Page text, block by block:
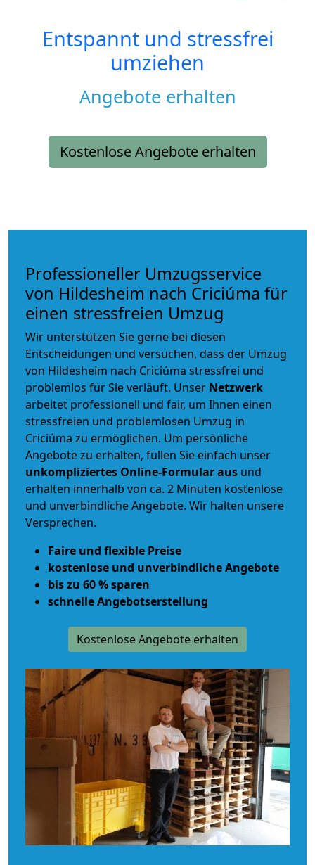
Entspannt und stressfrei
umziehen
Angebote erhalten
Kostenlose Angebote erhalten
Professioneller Umzugsservice
von Hildesheim nach Criciúma für
einen stressfreien Umzug
Wir unterstützen Sie gerne bei diesen
Entscheidungen und versuchen, dass der Umzug
von Hildesheim nach Criciúma stressfrei und
problemlos für Sie verläuft. Unser Netzwerk
arbeitet professionell und fair, um Ihnen einen
stressfreien und problemlosen Umzug in
Criciúma zu ermöglichen. Um persönliche
Angebote zu erhalten, füllen Sie einfach unser
unkompliziertes Online-Formular aus und
erhalten innerhalb von ca. 2 Minuten kostenlose
und unverbindliche Angebote. Wir halten unsere
Versprechen.
Faire und flexible Preise
kostenlose und unverbindliche Angebote
bis zu 60 % sparen
schnelle Angebotserstellung
Kostenlose Angebote erhalten